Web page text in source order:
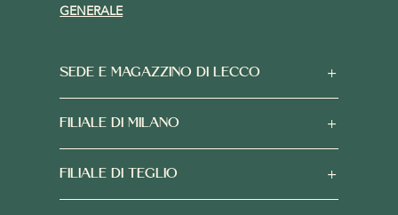
GENERALE
SEDE E MAGAZZINO DI LECCO
FILIALE DI MILANO
FILIALE DI TEGLIO